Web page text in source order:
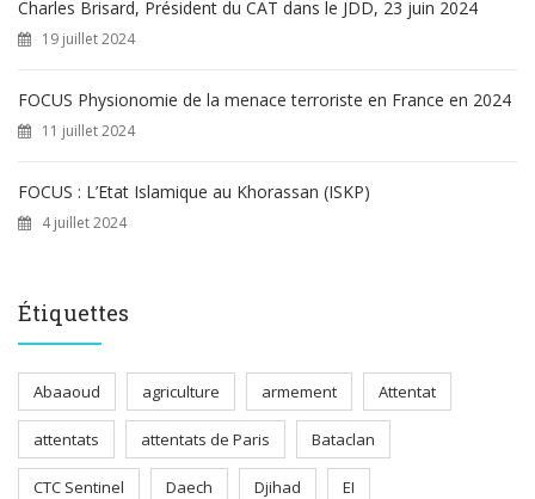
Charles Brisard, Président du CAT dans le JDD, 23 juin 2024
19 juillet 2024
FOCUS Physionomie de la menace terroriste en France en 2024
11 juillet 2024
FOCUS : L’Etat Islamique au Khorassan (ISKP)
4 juillet 2024
Étiquettes
Abaaoud agriculture armement Attentat
attentats attentats de Paris Bataclan
CTC Sentinel Daech Djihad EI